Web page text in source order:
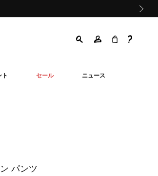
セール ニュース
パンツ